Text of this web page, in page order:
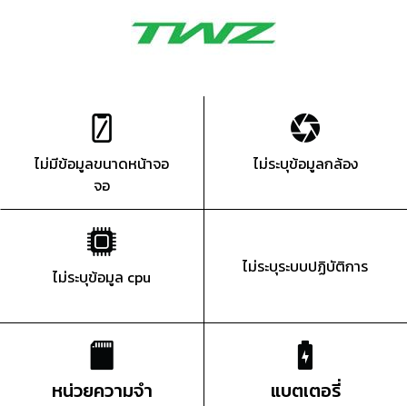
ไม่มีข้อมูลขนาดหน้าจอ
จอ
ไม่ระบุข้อมูลกล้อง
ไม่ระบุข้อมูล cpu ไม่ระบุระบบปฏิบัติการ
หน่วยความจำ แบตเตอรี่